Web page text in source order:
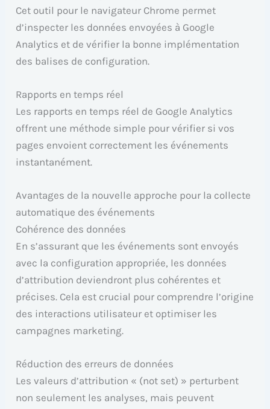
Cet outil pour le navigateur Chrome permet
d’inspecter les données envoyées à Google
Analytics et de vérifier la bonne implémentation
des balises de configuration.
Rapports en temps réel
Les rapports en temps réel de Google Analytics
offrent une méthode simple pour vérifier si vos
pages envoient correctement les événements
instantanément.
Avantages de la nouvelle approche pour la collecte
automatique des événements
Cohérence des données
En s’assurant que les événements sont envoyés
avec la configuration appropriée, les données
d’attribution deviendront plus cohérentes et
précises. Cela est crucial pour comprendre l’origine
des interactions utilisateur et optimiser les
campagnes marketing.
Réduction des erreurs de données
Les valeurs d’attribution « (not set) » perturbent
non seulement les analyses, mais peuvent